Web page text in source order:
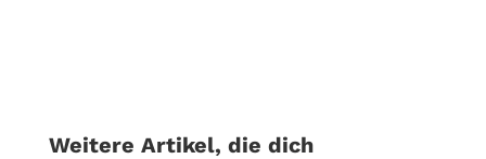
Weitere Artikel, die dich